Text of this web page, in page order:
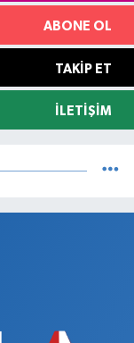
ABONE OL
TAKIP ET
İLETIŞIM